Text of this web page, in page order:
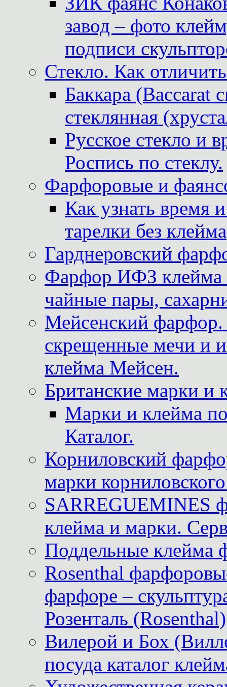
завод – фото
подписи
Стекло. Как
Баккара (Baccarat
стеклянная
Русское стекло и
Роспись по стеклу.
Фарфоровые и
Как узнать время
тарелки без клейма
Гарднеровский
Фарфор ИФЗ клейма
чайные пары,
Мейсенский фарфор.
скрещенные мечи и
клейма Мейсен.
Британские марки и
Марки и клейма
Каталог.
Корниловский
марки
SARREGUEMINES
клейма и марки.
Поддельные клейма
Rosenthal
фарфоре –
Розенталь (Rosenthal)
Вилерой и Бох
посуда каталог